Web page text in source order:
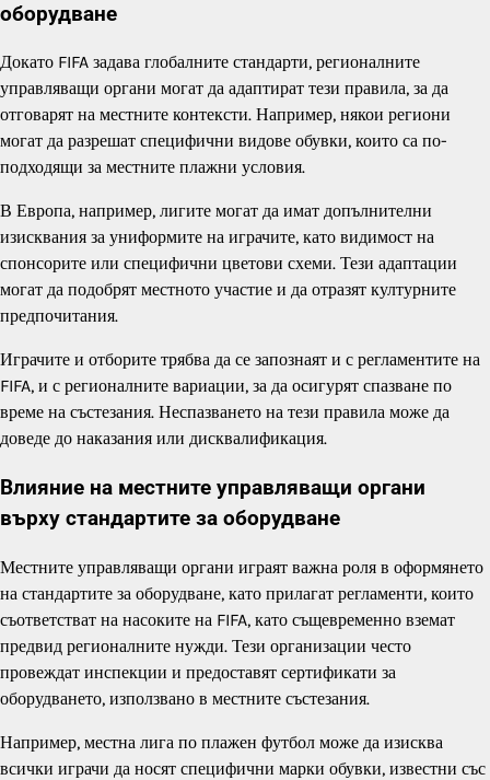
оборудване
Докато FIFA задава глобалните стандарти, регионалните
управляващи органи могат да адаптират тези правила, за да
отговарят на местните контексти. Например, някои региони
могат да разрешат специфични видове обувки, които са по-
подходящи за местните плажни условия.
В Европа, например, лигите могат да имат допълнителни
изисквания за униформите на играчите, като видимост на
спонсорите или специфични цветови схеми. Тези адаптации
могат да подобрят местното участие и да отразят културните
предпочитания.
Играчите и отборите трябва да се запознаят и с регламентите на
FIFA, и с регионалните вариации, за да осигурят спазване по
време на състезания. Неспазването на тези правила може да
доведе до наказания или дисквалификация.
Влияние на местните управляващи органи
върху стандартите за оборудване
Местните управляващи органи играят важна роля в оформянето
на стандартите за оборудване, като прилагат регламенти, които
съответстват на насоките на FIFA, като същевременно вземат
предвид регионалните нужди. Тези организации често
провеждат инспекции и предоставят сертификати за
оборудването, използвано в местните състезания.
Например, местна лига по плажен футбол може да изисква
всички играчи да носят специфични марки обувки, известни със